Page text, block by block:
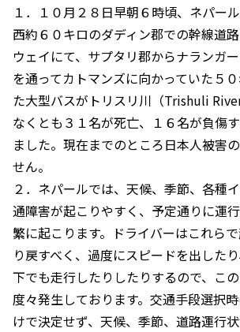
１．１０月２８日早朝６時頃、ネパー
西約６０キロのダディン郡での幹線道
ウェイにて、サプタリ郡からナランガ
を通ってカトマンズに向かっていた５
た大型バスがトリスリ川（Trishuli
なくとも３１名が死亡、１６名が負傷
ました。現在までのところ日本人被害
せん。
２．ネパールでは、天候、季節、各種
通障害が起こりやすく、予定通りに運
繁に起こります。ドライバーはこれら
り戻すべく、過度にスピードを出した
下でも走行したりしたりするので、こ
度々発生しております。交通手段選択
けで決定せず、天候、季節、道路運行